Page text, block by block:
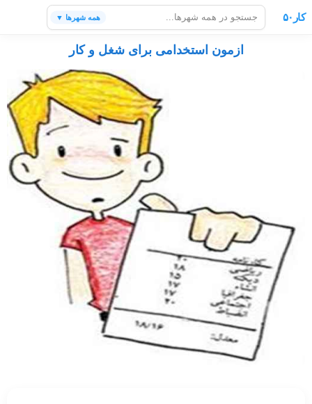
کار۵۰ همه شهرها ▼
ازمون استخدامی برای شغل و کار